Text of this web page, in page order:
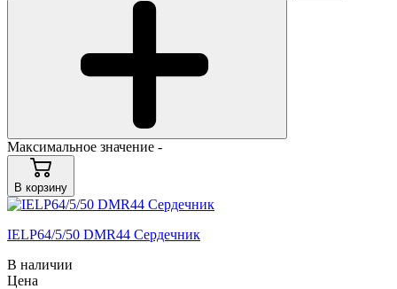
Максимальное значение -
В корзину
IELP64/5/50 DMR44 Сердечник
В наличии
Цена